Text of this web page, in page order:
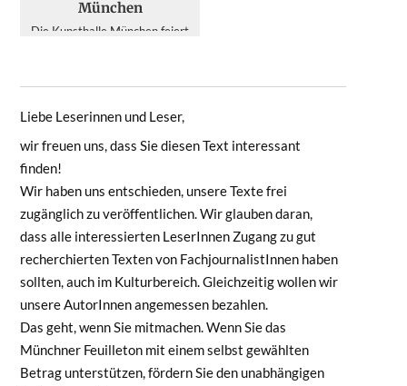
München
Die Kunsthalle München feiert
Liebe Leserinnen und Leser,
wir freuen uns, dass Sie diesen Text interessant
finden!
Wir haben uns entschieden, unsere Texte frei
zugänglich zu veröffentlichen. Wir glauben daran,
dass alle interessierten LeserInnen Zugang zu gut
recherchierten Texten von FachjournalistInnen haben
sollten, auch im Kulturbereich. Gleichzeitig wollen wir
unsere AutorInnen angemessen bezahlen.
Das geht, wenn Sie mitmachen. Wenn Sie das
Münchner Feuilleton mit einem selbst gewählten
Betrag unterstützen, fördern Sie den unabhängigen